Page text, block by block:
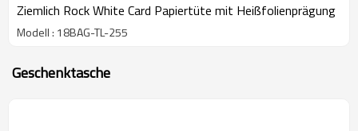
Ziemlich Rock White Card Papiertüte mit Heißfolienprägung
Modell : 18BAG-TL-255
Geschenktasche